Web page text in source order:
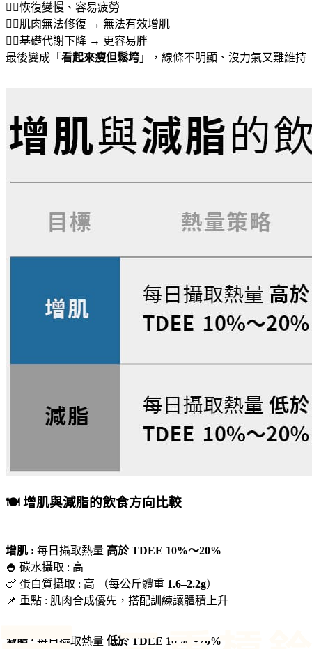
👉🏻恢復變慢、容易疲勞
👉🏻肌肉無法修復 → 無法有效增肌
👉🏻基礎代謝下降 → 更容易胖
最後變成「 看起來瘦但鬆垮」，線條不明顯、沒力氣又難維持
🍽 增肌與減脂的飲食方向比較
增肌 : 每日攝取熱量 高於 TDEE 10%～20%
🍚 碳水攝取 : 高
🍗 蛋白質攝取 : 高
（每公斤體重 1.6–2.2g）
📌 重點 : 肌肉合成優先，搭配訓練讓體積上升
減脂 : 每日攝取熱量 低於 TDEE 10%～20%